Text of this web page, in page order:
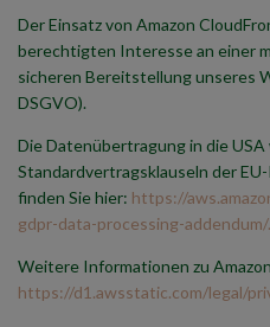
Der Einsatz von Amazon
berechtigten Interesse an einer
sicheren Bereitstellung unseres
DSGVO).
Die Datenübertragung in die USA
Standardvertragsklauseln der
finden Sie hier: https://
gdpr-data-processing-addendum/.
Weitere Informationen zu
https://d1.awsstatic.com/legal/